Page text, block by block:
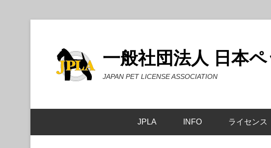
一般社団法人 日本
JAPAN PET LICENSE ASSOCIATION
JPLA INFO ライセンス